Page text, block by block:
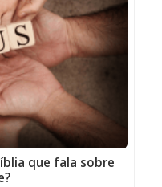
que fala sobre